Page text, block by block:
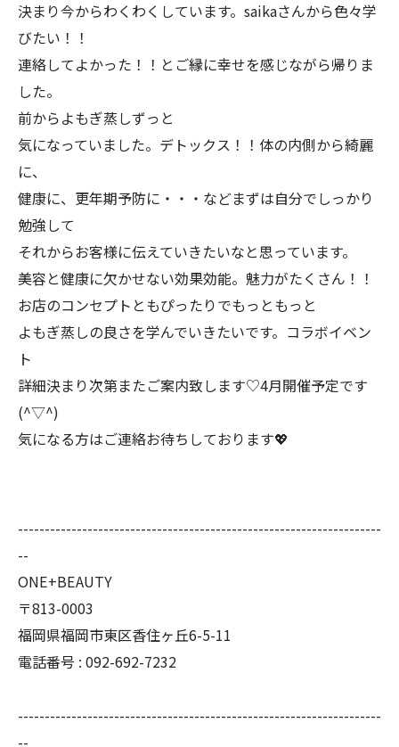
決まり今からわくわくしています。saikaさんから色々学
びたい！！
連絡してよかった！！とご縁に幸せを感じながら帰りま
した。
前からよもぎ蒸しずっと
気になっていました。デトックス！！体の内側から綺麗
に、
健康に、更年期予防に・・・などまずは自分でしっかり
勉強して
それからお客様に伝えていきたいなと思っています。
美容と健康に欠かせない効果効能。魅力がたくさん！！
お店のコンセプトともぴったりでもっともっと
よもぎ蒸しの良さを学んでいきたいです。コラボイベン
ト
詳細決まり次第またご案内致します♡4月開催予定です
(^▽^)
気になる方はご連絡お待ちしております💖
--------------------------------------------------------------------
--
ONE+BEAUTY
〒813-0003
福岡県福岡市東区香住ヶ丘6-5-11
電話番号 : 092-692-7232
--------------------------------------------------------------------
--